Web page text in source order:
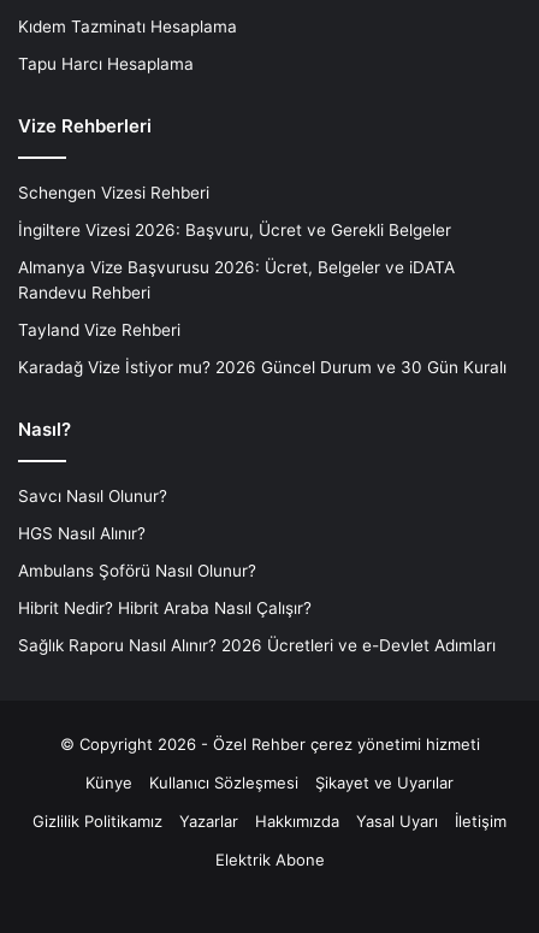
Kıdem Tazminatı Hesaplama
Tapu Harcı Hesaplama
Vize Rehberleri
Schengen Vizesi Rehberi
İngiltere Vizesi 2026: Başvuru, Ücret ve Gerekli Belgeler
Almanya Vize Başvurusu 2026: Ücret, Belgeler ve iDATA
Randevu Rehberi
Tayland Vize Rehberi
Karadağ Vize İstiyor mu? 2026 Güncel Durum ve 30 Gün Kuralı
Nasıl?
Savcı Nasıl Olunur?
HGS Nasıl Alınır?
Ambulans Şoförü Nasıl Olunur?
Hibrit Nedir? Hibrit Araba Nasıl Çalışır?
Sağlık Raporu Nasıl Alınır? 2026 Ücretleri ve e-Devlet Adımları
© Copyright 2026 - Özel Rehber çerez yönetimi hizmeti
Künye
Kullanıcı Sözleşmesi
Şikayet ve Uyarılar
Gizlilik Politikamız
Yazarlar Hakkımızda Yasal Uyarı
İletişim
Elektrik Abone